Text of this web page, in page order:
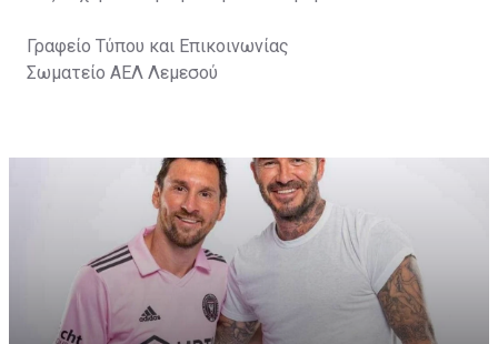
Γραφείο Τύπου και Επικοινωνίας
Σωματείο ΑΕΛ Λεμεσού